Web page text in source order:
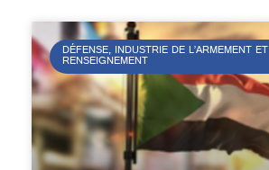
DÉFENSE, INDUSTRIE DE L’ARMEMENT ET
RENSEIGNEMENT